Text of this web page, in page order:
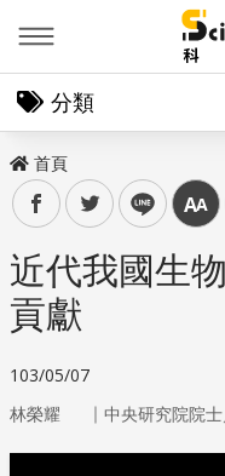
分類
首頁
facebooktwitter line 中
近代我國生
貢獻
103/05/07
林榮耀 ｜ 中央研究院院